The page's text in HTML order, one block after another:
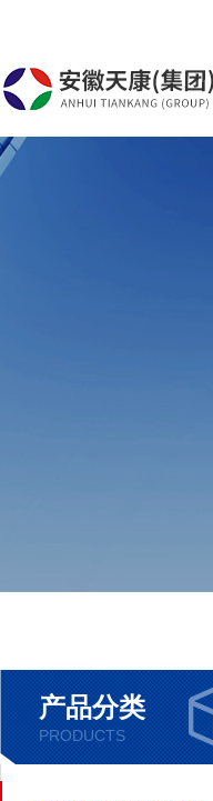
产品分类
PRODUCTS